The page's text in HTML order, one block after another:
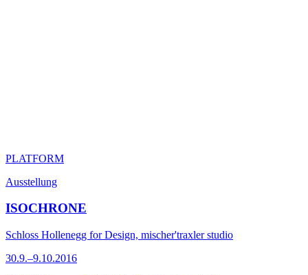
PLATFORM
Ausstellung
ISOCHRONE
Schloss Hollenegg for Design, mischer'traxler studio
30.9.–9.10.2016